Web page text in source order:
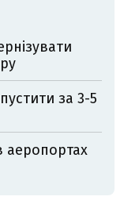
за 3-5
аеропортах